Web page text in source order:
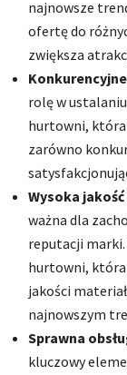
najnowsze
ofertę do
zwiększa
rolę w
hurtowni, która
zarówno
Wysoka
ważna dla
reputacji
hurtowni, która
jakości
najnowszym
Sprawna
kluczowy